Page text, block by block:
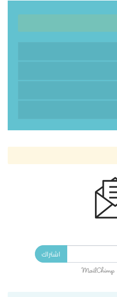
اشتراك